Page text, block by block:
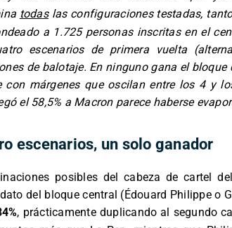
todaslas configuraciones testadas,
a 1.725 personas inscritas en el
escenarios de primera vuelta
de balotaje. En ninguno gana el bloque
con márgenes que oscilan entre los 4 y
el 58,5% a Macron parece haberse
escenarios, un solo ganador
posibles del cabeza de cartel
del bloque central (Édouard Philippe o
, prácticamente duplicando al segundo